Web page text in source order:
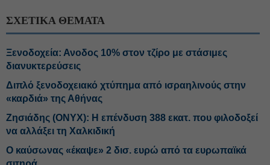
ΣΧΕΤΙΚΑ ΘΕΜΑΤΑ
Ξενοδοχεία: Ανοδος 10% στον τζίρο με στάσιμες
διανυκτερεύσεις
Διπλό ξενοδοχειακό χτύπημα από ισραηλινούς στην
«καρδιά» της Αθήνας
Ζησιάδης (ONYX): Η επένδυση 388 εκατ. που φιλοδοξεί
να αλλάξει τη Χαλκιδική
Ο καύσωνας «έκαψε» 2 δισ. ευρώ από τα ευρωπαϊκά